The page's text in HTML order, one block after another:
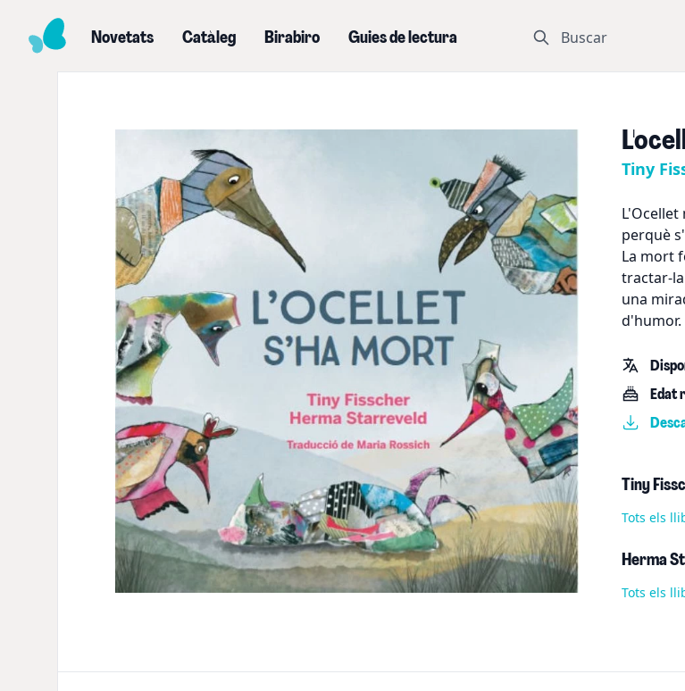
Novetats Catàleg Birabiro Guies de lectura Buscar
Tiny
L'Ocellet
perquè
La mort
tractar-
una
d'humor.
Edat
Tiny
Tots els
Herma
Tots els